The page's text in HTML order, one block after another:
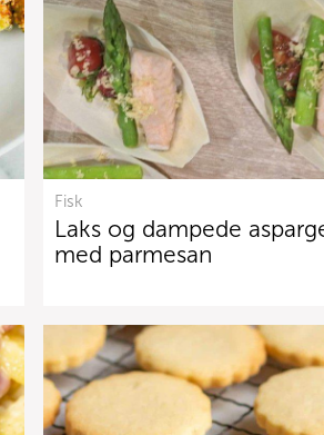
Fisk
Laks og dampede
med parmesan